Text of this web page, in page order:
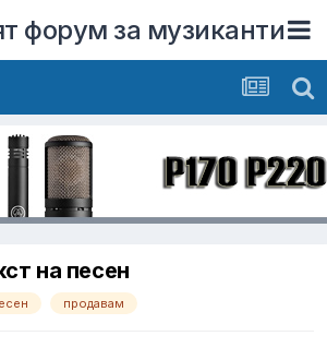
форум за музиканти
на песен
продавам